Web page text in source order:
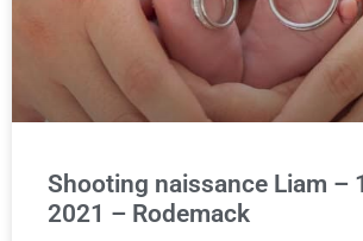
Shooting naissance Liam –
2021 – Rodemack